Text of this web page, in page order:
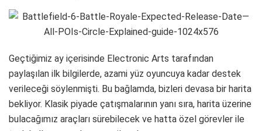
Geçtiğimiz ay içerisinde Electronic Arts tarafından
paylaşılan ilk bilgilerde, azami yüz oyuncuya kadar destek
verileceği söylenmişti. Bu bağlamda, bizleri devasa bir harita
bekliyor. Klasik piyade çatışmalarının yanı sıra, harita üzerine
bulacağımız araçları sürebilecek ve hatta özel görevler ile